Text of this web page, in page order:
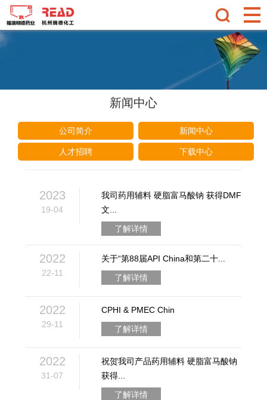
新闻中心
公司简介 新闻中心
人才招聘 下载中心
2023
19-04
我司药用辅料 硬脂富马酸钠 获得DMF
文...
了解详情
2022
22-11
关于“第88届API China和第二十...
了解详情
2022
29-11
CPHI & PMEC Chin
了解详情
2022
31-07
祝贺我司产品药用辅料 硬脂富马酸钠
获得...
了解详情